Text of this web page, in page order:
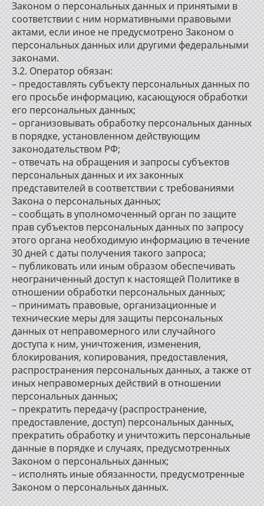
Законом о персональных данных и принятыми в
соответствии с ним нормативными правовыми
актами, если иное не предусмотрено Законом о
персональных данных или другими федеральными
законами.
3.2. Оператор обязан:
– предоставлять субъекту персональных данных по
его просьбе информацию, касающуюся обработки
его персональных данных;
– организовывать обработку персональных данных
в порядке, установленном действующим
законодательством РФ;
– отвечать на обращения и запросы субъектов
персональных данных и их законных
представителей в соответствии с требованиями
Закона о персональных данных;
– сообщать в уполномоченный орган по защите
прав субъектов персональных данных по запросу
этого органа необходимую информацию в течение
30 дней с даты получения такого запроса;
– публиковать или иным образом обеспечивать
неограниченный доступ к настоящей Политике в
отношении обработки персональных данных;
– принимать правовые, организационные и
технические меры для защиты персональных
данных от неправомерного или случайного
доступа к ним, уничтожения, изменения,
блокирования, копирования, предоставления,
распространения персональных данных, а также от
иных неправомерных действий в отношении
персональных данных;
– прекратить передачу (распространение,
предоставление, доступ) персональных данных,
прекратить обработку и уничтожить персональные
данные в порядке и случаях, предусмотренных
Законом о персональных данных;
– исполнять иные обязанности, предусмотренные
Законом о персональных данных.